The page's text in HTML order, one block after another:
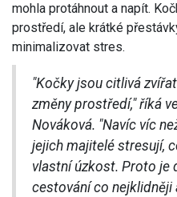
mohla protáhnout a napít.
prostředí, ale krátké
minimalizovat stres.
"Kočky jsou citlivá
změny prostředí," říká
Nováková. "Navíc víc
jejich majitelé stresují,
vlastní úzkost. Proto je
cestování co nejklidněji